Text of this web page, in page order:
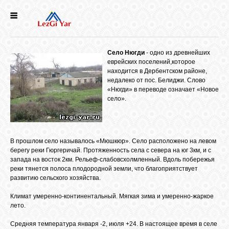
СЕЛА
ИСТОРИЯ
КУЛЬТУРА
НАРОДЫ
Село Нюгди - одно из древнейших
еврейских поселений,которое
находится в Дербентском районе,
недалеко от пос. Белиджи. Слово
«Нюгди» в переводе означает «Новое
село».
В прошлом село называлось «Мюшкюр». Село расположено на левом
берегу реки Гюргеричай. Протяженность села с севера на юг 3км, и с
запада на восток 2км. Рельеф-слабовсхолмленный. Вдоль побережья
реки тянется полоса плодородной земли, что благоприятствует
развитию сельского хозяйства.
Климат умеренно-континентальный. Мягкая зима и умеренно-жаркое
лето.
Средняя температура января -2, июля +24. В настоящее время в селе